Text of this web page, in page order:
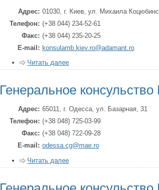
Адрес
01030, г. Киев, ул. Михаила
Телефон
(+38 044) 234-52-61
Факс
(+38 044) 235-20-25
Е-mаil
konsulamb.kiev.ro@adamant.ro
Читать далее
Генеральное
Адрес
65011, г. Одесса, ул. Базарная, 31
Телефон
(+38 048) 725-03-99
Факс
(+38 048) 722-09-28
Е-mаil
odessa.cg@mae.ro
Читать далее